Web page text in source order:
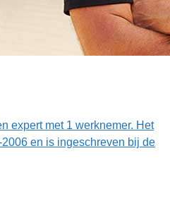
expert met 1 werknemer. Het
en is ingeschreven bij de